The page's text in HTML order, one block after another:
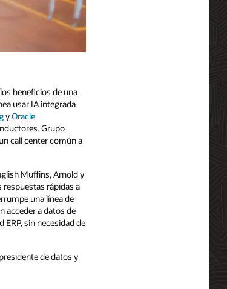
beneficios de una
usar IA integrada
yOracle
Grupo
call center común a
Muffins, Arnold y
respuestas rápidas a
una línea de
acceder a datos de
sin necesidad de
de datos y